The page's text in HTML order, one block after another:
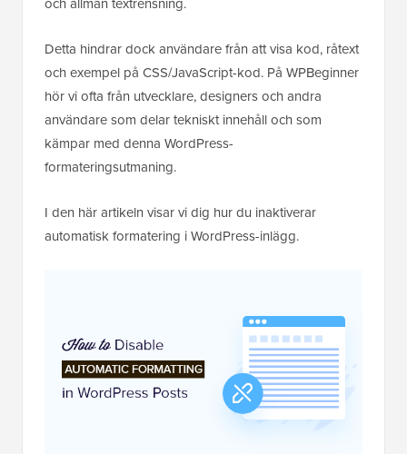
Detta hindrar dock användare från att visa kod, råtext
och exempel på CSS/JavaScript-kod. På WPBeginner
hör vi ofta från utvecklare, designers och andra
användare som delar tekniskt innehåll och som
kämpar med denna WordPress-
formateringsutmaning.
I den här artikeln visar vi dig hur du inaktiverar
automatisk formatering i WordPress-inlägg.